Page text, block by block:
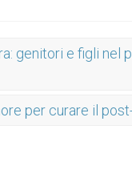
genitori e figli nel
per curare il